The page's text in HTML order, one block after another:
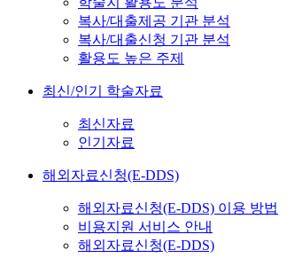
복사/대출제공 기관 분석
복사/대출신청 기관 분석
활용도 높은 주제
최신/인기 학술자료
최신자료
인기자료
해외자료신청(E-DDS)
해외자료신청(E-DDS) 이용 방법
비용지원 서비스 안내
해외자료신청(E-DDS)